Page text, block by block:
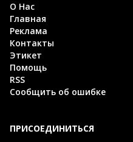
О Нас
Главная
Реклама
Контакты
Этикет
Помощь
RSS
Сообщить об ошибке
ПРИСОЕДИНИТЬСЯ